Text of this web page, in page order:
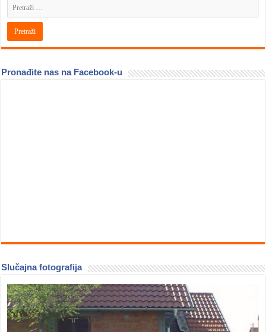
Pronađite nas na Facebook-u
Slučajna fotografija